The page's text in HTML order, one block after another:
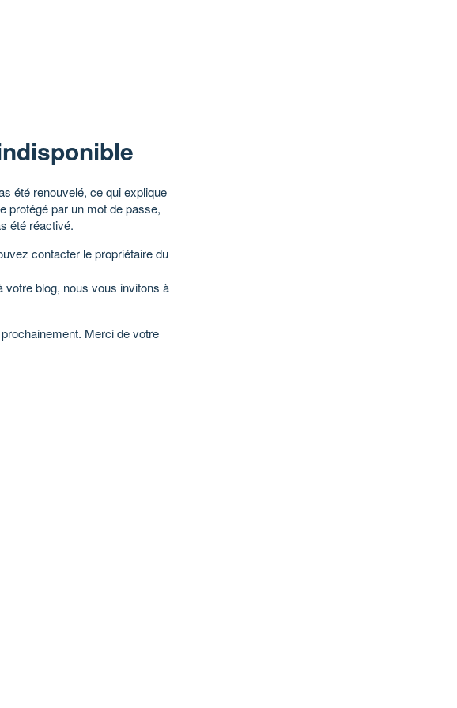
été renouvelé, ce qui explique
protégé par un mot de passe,
été réactivé.
contacter le propriétaire du
votre blog, nous vous invitons à
Merci de votre